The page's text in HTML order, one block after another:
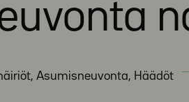
Asumisneuvonta, Häädöt